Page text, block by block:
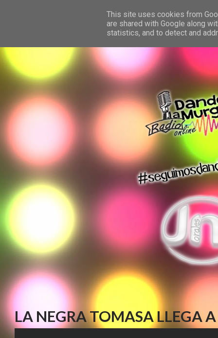
LA NEGRA TOMASA LLEGA
This site uses cookies from
are shared with Google along
statistics, and to detect and